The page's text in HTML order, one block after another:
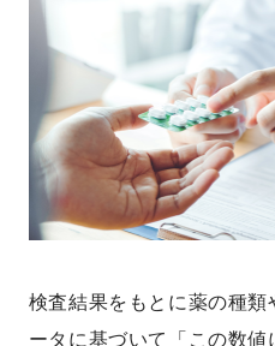
検査結果をもとに薬の種
ータに基づいて「この数